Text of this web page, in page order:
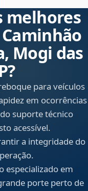
melhores
Mogi das
para veículos
em ocorrências
suporte técnico
acessível.
a integridade do
especializado em
porte perto de